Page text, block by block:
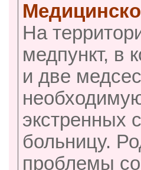
На
медпункт, в
и две
экстренных
больницу.
проблемы